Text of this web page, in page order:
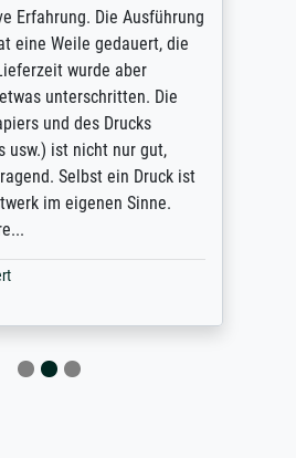
Erfahrung. Die Ausführung
eine Weile gedauert, die
wurde aber
unterschritten. Die
und des Drucks
usw.) ist nicht nur gut,
Selbst ein Druck ist
im eigenen Sinne.